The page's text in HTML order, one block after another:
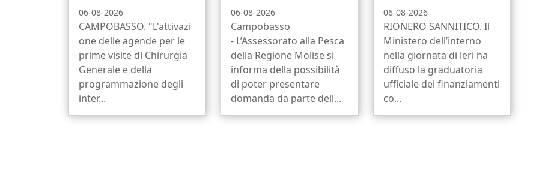
06-08-2026
CAMPOBASSO. "L'attivazi
one delle agende per le
prime visite di Chirurgia
Generale e della
programmazione degli
inter...
06-08-2026
Campobasso
- L’Assessorato alla Pesca
della Regione Molise si
informa della possibilità
di poter presentare
domanda da parte dell...
06-08-2026
RIONERO SANNITICO. Il
Ministero dell’interno
nella giornata di ieri ha
diffuso la graduatoria
ufficiale dei finanziamenti
co...